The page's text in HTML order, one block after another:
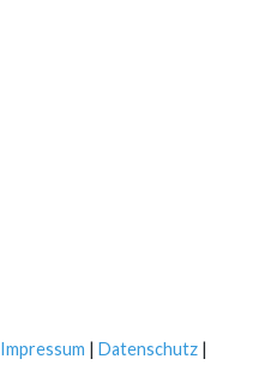
Impressum | Datenschutz |